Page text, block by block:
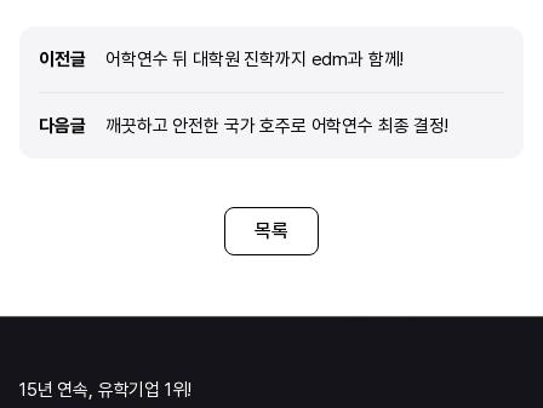
이전글 이전글
어학연수 뒤 대학원 진학까지 edm과 함께!
다음글 다음글
깨끗하고 안전한 국가 호주로 어학연수 최종 결정!
목록
15년 연속, 유학기업 1위!